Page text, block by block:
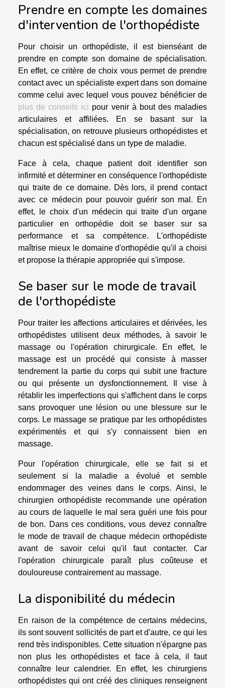
Prendre en compte les domaines
d'intervention de l'orthopédiste
Pour choisir un orthopédiste, il est bienséant de
prendre en compte son domaine de spécialisation.
En effet, ce critère de choix vous permet de prendre
contact avec un spécialiste expert dans son domaine
comme celui avec lequel vous pouvez bénéficier de
plus de conseils ici pour venir à bout des maladies
articulaires et affiliées. En se basant sur la
spécialisation, on retrouve plusieurs orthopédistes et
chacun est spécialisé dans un type de maladie.
Face à cela, chaque patient doit identifier son
infirmité et déterminer en conséquence l'orthopédiste
qui traite de ce domaine. Dès lors, il prend contact
avec ce médecin pour pouvoir guérir son mal. En
effet, le choix d'un médecin qui traite d'un organe
particulier en orthopédie doit se baser sur sa
performance et sa compétence. L'orthopédiste
maîtrise mieux le domaine d'orthopédie qu'il a choisi
et propose la thérapie appropriée qui s'impose.
Se baser sur le mode de travail
de l'orthopédiste
Pour traiter les affections articulaires et dérivées, les
orthopédistes utilisent deux méthodes, à savoir le
massage ou l'opération chirurgicale. En effet, le
massage est un procédé qui consiste à masser
tendrement la partie du corps qui subit une fracture
ou qui présente un dysfonctionnement. Il vise à
rétablir les imperfections qui s'affichent dans le corps
sans provoquer une lésion ou une blessure sur le
corps. Le massage se pratique par les orthopédistes
expérimentés et qui s'y connaissent bien en
massage.
Pour l'opération chirurgicale, elle se fait si et
seulement si la maladie a évolué et semble
endommager des veines dans le corps. Ainsi, le
chirurgien orthopédiste recommande une opération
au cours de laquelle le mal sera guéri une fois pour
de bon. Dans ces conditions, vous devez connaître
le mode de travail de chaque médecin orthopédiste
avant de savoir celui qu'il faut contacter. Car
l'opération chirurgicale paraît plus coûteuse et
douloureuse contrairement au massage.
La disponibilité du médecin
En raison de la compétence de certains médecins,
ils sont souvent sollicités de part et d'autre, ce qui les
rend très indisponibles. Cette situation n'épargne pas
non plus les orthopédistes et face à cela, il faut
connaître leur calendrier. En effet, les chirurgiens
orthopédistes qui ont créé des cliniques renseignent